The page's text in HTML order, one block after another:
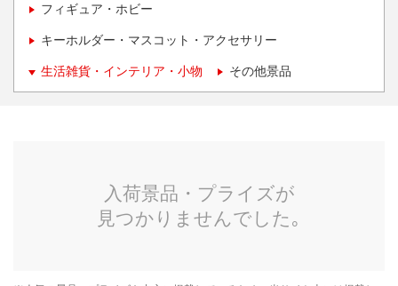
フィギュア・ホビー
キーホルダー・マスコット・アクセサリー
生活雑貨・インテリア・小物 その他景品